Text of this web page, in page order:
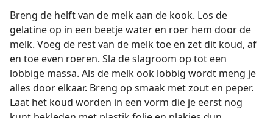
Breng de helft van de melk aan de kook. Los de
gelatine op in een beetje water en roer hem door de
melk. Voeg de rest van de melk toe en zet dit koud, af
en toe even roeren. Sla de slagroom op tot een
lobbige massa. Als de melk ook lobbig wordt meng je
alles door elkaar. Breng op smaak met zout en peper.
Laat het koud worden in een vorm die je eerst nog